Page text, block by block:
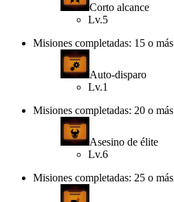
Corto alcance
Lv.5
Misiones completadas: 15 o más
Auto-disparo
Lv.1
Misiones completadas: 20 o más
Asesino de élite
Lv.6
Misiones completadas: 25 o más